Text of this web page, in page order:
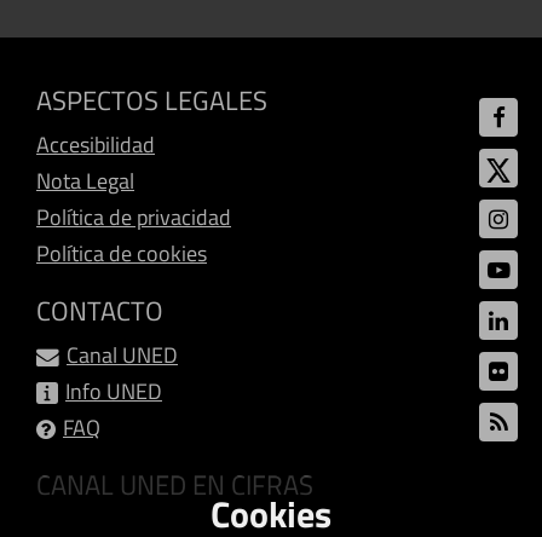
ASPECTOS LEGALES
Accesibilidad
Nota Legal
Política de privacidad
Política de cookies
CONTACTO
Canal UNED
Info UNED
FAQ
CANAL UNED EN CIFRAS
Cookies